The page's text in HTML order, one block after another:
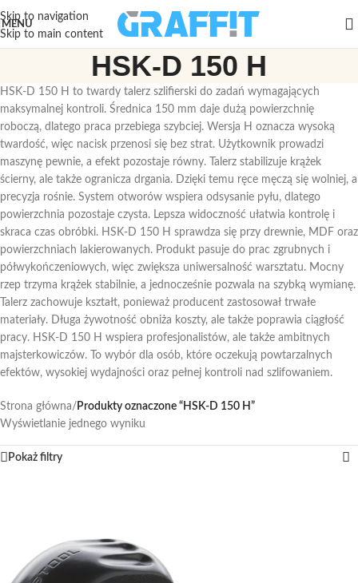
Skip to navigation
Skip to main content
MENU
HSK-D 150 H
HSK-D 150 H to twardy talerz szlifierski do zadań wymagających
maksymalnej kontroli. Średnica 150 mm daje dużą powierzchnię
roboczą, dlatego praca przebiega szybciej. Wersja H oznacza wysoką
twardość, więc nacisk przenosi się bez strat. Użytkownik prowadzi
maszynę pewnie, a efekt pozostaje równy. Talerz stabilizuje krążek
ścierny, ale także ogranicza drgania. Dzięki temu ręce męczą się wolniej, a
precyzja rośnie. System otworów wspiera odsysanie pyłu, dlatego
powierzchnia pozostaje czysta. Lepsza widoczność ułatwia kontrolę i
skraca czas obróbki. HSK-D 150 H sprawdza się przy drewnie, MDF oraz
powierzchniach lakierowanych. Produkt pasuje do prac zgrubnych i
półwykończeniowych, więc zwiększa uniwersalność warsztatu. Mocny
rzep trzyma krążek stabilnie, a jednocześnie pozwala na szybką wymianę.
Talerz zachowuje kształt, ponieważ producent zastosował trwałe
materiały. Długa żywotność obniża koszty, ale także poprawia ciągłość
pracy. HSK-D 150 H wspiera profesjonalistów, ale także ambitnych
majsterkowiczów. To wybór dla osób, które oczekują powtarzalnych
efektów, wysokiej wydajności oraz pełnej kontroli nad szlifowaniem.
Strona główna/ Produkty oznaczone “HSK-D 150 H”
Wyświetlanie jednego wyniku
Pokaż filtry